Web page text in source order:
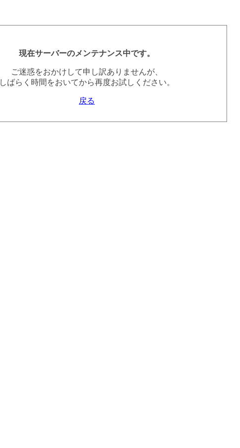
現在サーバーのメンテナンス中です。
ご迷惑をおかけして申し訳ありませんが、
しばらく時間をおいてから再度お試しください。
戻る